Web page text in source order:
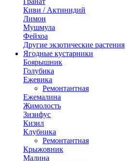
Киви / Актинидий
Лимон
Мушмула
Фейхоа
Другие экзотические растения
Ягодные кустарники
Боярышник
Голубика
Ежевика
Ремонтантная
Ежемалина
Жимолость
Зизифус
Кизил
Клубника
Ремонтантная
Крыжовник
Малина